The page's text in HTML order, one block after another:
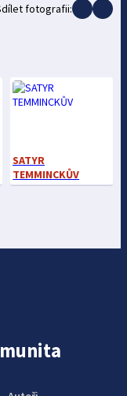
fotografii:
SATYR
TEMMINCKŮV